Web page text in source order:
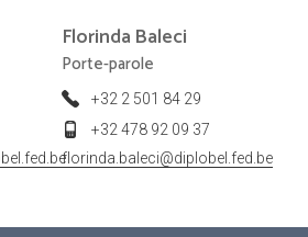
Florinda Baleci
Porte-parole
+32 2 501 84 29
+32 478 92 09 37
florinda.baleci@diplobel.fed.be